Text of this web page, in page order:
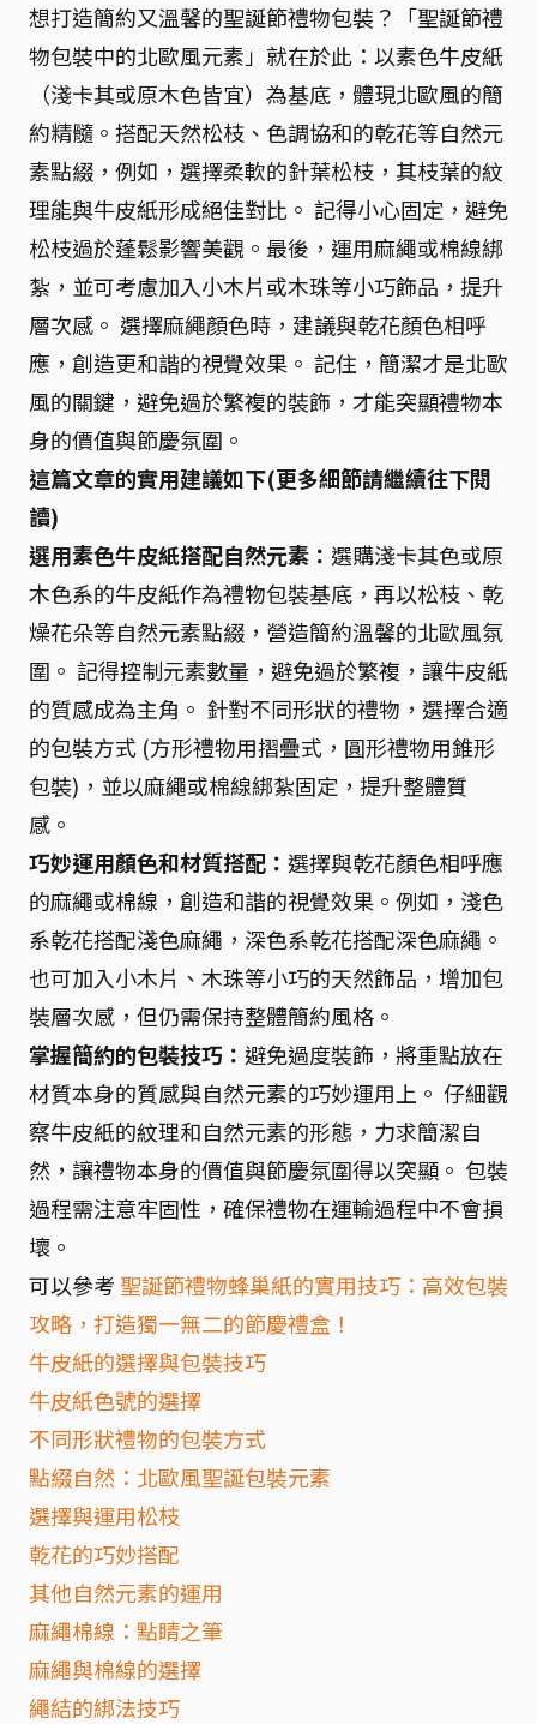
想打造簡約又溫馨的聖誕節禮物包裝？「聖誕節禮
物包裝中的北歐風元素」就在於此：以素色牛皮紙
（淺卡其或原木色皆宜）為基底，體現北歐風的簡
約精髓。搭配天然松枝、色調協和的乾花等自然元
素點綴，例如，選擇柔軟的針葉松枝，其枝葉的紋
理能與牛皮紙形成絕佳對比。 記得小心固定，避免
松枝過於蓬鬆影響美觀。最後，運用麻繩或棉線綁
紮，並可考慮加入小木片或木珠等小巧飾品，提升
層次感。 選擇麻繩顏色時，建議與乾花顏色相呼
應，創造更和諧的視覺效果。 記住，簡潔才是北歐
風的關鍵，避免過於繁複的裝飾，才能突顯禮物本
身的價值與節慶氛圍。
這篇文章的實用建議如下(更多細節請繼續往下閱
讀)
選用素色牛皮紙搭配自然元素： 選購淺卡其色或原
木色系的牛皮紙作為禮物包裝基底，再以松枝、乾
燥花朵等自然元素點綴，營造簡約溫馨的北歐風氛
圍。 記得控制元素數量，避免過於繁複，讓牛皮紙
的質感成為主角。 針對不同形狀的禮物，選擇合適
的包裝方式 (方形禮物用摺疊式，圓形禮物用錐形
包裝)，並以麻繩或棉線綁紮固定，提升整體質
感。
巧妙運用顏色和材質搭配： 選擇與乾花顏色相呼應
的麻繩或棉線，創造和諧的視覺效果。例如，淺色
系乾花搭配淺色麻繩，深色系乾花搭配深色麻繩。
也可加入小木片、木珠等小巧的天然飾品，增加包
裝層次感，但仍需保持整體簡約風格。
掌握簡約的包裝技巧： 避免過度裝飾，將重點放在
材質本身的質感與自然元素的巧妙運用上。 仔細觀
察牛皮紙的紋理和自然元素的形態，力求簡潔自
然，讓禮物本身的價值與節慶氛圍得以突顯。 包裝
過程需注意牢固性，確保禮物在運輸過程中不會損
壞。
可以參考 聖誕節禮物蜂巢紙的實用技巧：高效包裝
攻略，打造獨一無二的節慶禮盒！
牛皮紙的選擇與包裝技巧
牛皮紙色號的選擇
不同形狀禮物的包裝方式
點綴自然：北歐風聖誕包裝元素
選擇與運用松枝
乾花的巧妙搭配
其他自然元素的運用
麻繩棉線：點睛之筆
麻繩與棉線的選擇
繩結的綁法技巧